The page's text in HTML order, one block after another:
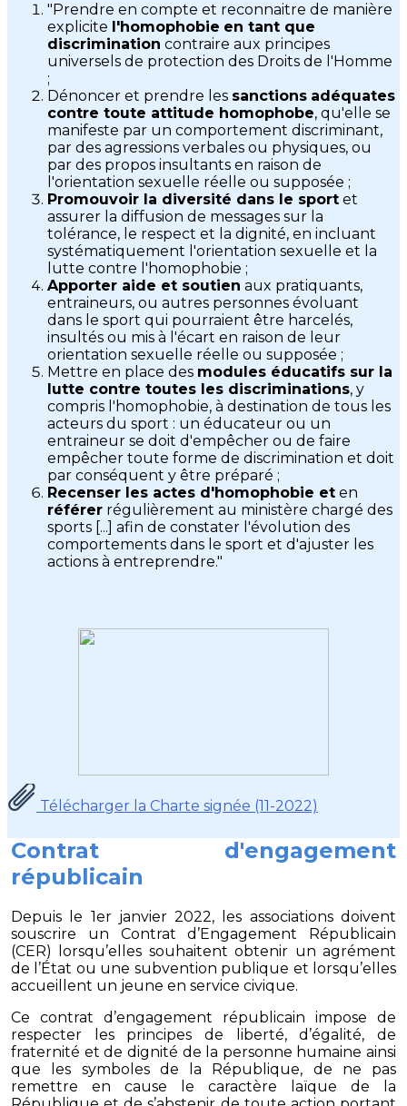
"Prendre en compte et reconnaitre de manière
explicite l'homophobie en tant que
discrimination contraire aux principes
universels de protection des Droits de l'Homme
;
Dénoncer et prendre les sanctions adéquates
contre toute attitude homophobe, qu'elle se
manifeste par un comportement discriminant,
par des agressions verbales ou physiques, ou
par des propos insultants en raison de
l'orientation sexuelle réelle ou supposée ;
Promouvoir la diversité dans le sport et
assurer la diffusion de messages sur la
tolérance, le respect et la dignité, en incluant
systématiquement l'orientation sexuelle et la
lutte contre l'homophobie ;
Apporter aide et soutien aux pratiquants,
entraineurs, ou autres personnes évoluant
dans le sport qui pourraient être harcelés,
insultés ou mis à l'écart en raison de leur
orientation sexuelle réelle ou supposée ;
Mettre en place des modules éducatifs sur la
lutte contre toutes les discriminations, y
compris l'homophobie, à destination de tous les
acteurs du sport : un éducateur ou un
entraineur se doit d'empêcher ou de faire
empêcher toute forme de discrimination et doit
par conséquent y être préparé ;
Recenser les actes d'homophobie et en
référer régulièrement au ministère chargé des
sports [...] afin de constater l'évolution des
comportements dans le sport et d'ajuster les
actions à entreprendre."
Télécharger la Charte signée (11-2022)
Contrat d'engagement
républicain
Depuis le 1er janvier 2022, les associations doivent
souscrire un Contrat d’Engagement Républicain
(CER) lorsqu’elles souhaitent obtenir un agrément
de l’État ou une subvention publique et lorsqu’elles
accueillent un jeune en service civique.
Ce contrat d’engagement républicain impose de
respecter les principes de liberté, d’égalité, de
fraternité et de dignité de la personne humaine ainsi
que les symboles de la République, de ne pas
remettre en cause le caractère laïque de la